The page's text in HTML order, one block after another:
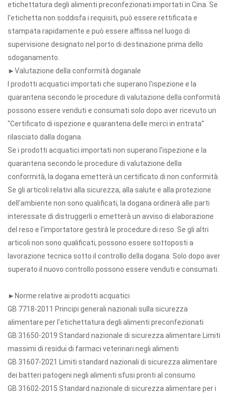
etichettatura degli alimenti preconfezionati importati in Cina. Se
l'etichetta non soddisfa i requisiti, può essere rettificata e
stampata rapidamente e può essere affissa nel luogo di
supervisione designato nel porto di destinazione prima dello
sdoganamento.
►Valutazione della conformità doganale
I prodotti acquatici importati che superano l'ispezione e la
quarantena secondo le procedure di valutazione della conformità
possono essere venduti e consumati solo dopo aver ricevuto un
"Certificato di ispezione e quarantena delle merci in entrata"
rilasciato dalla dogana.
Se i prodotti acquatici importati non superano l'ispezione e la
quarantena secondo le procedure di valutazione della
conformità, la dogana emetterà un certificato di non conformità.
Se gli articoli relativi alla sicurezza, alla salute e alla protezione
dell'ambiente non sono qualificati, la dogana ordinerà alle parti
interessate di distruggerli o emetterà un avviso di elaborazione
del reso e l'importatore gestirà le procedure di reso. Se gli altri
articoli non sono qualificati, possono essere sottoposti a
lavorazione tecnica sotto il controllo della dogana. Solo dopo aver
superato il nuovo controllo possono essere venduti e consumati.
►Norme relative ai prodotti acquatici
GB 7718-2011 Principi generali nazionali sulla sicurezza
alimentare per l'etichettatura degli alimenti preconfezionati
GB 31650-2019 Standard nazionale di sicurezza alimentare Limiti
massimi di residui di farmaci veterinari negli alimenti
GB 31607-2021 Limiti standard nazionali di sicurezza alimentare
dei batteri patogeni negli alimenti sfusi pronti al consumo
GB 31602-2015 Standard nazionale di sicurezza alimentare per i